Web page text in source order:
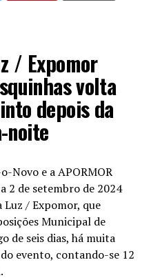
/ Expomor
volta
depois da
noite
Novo e a APORMOR
2 de setembro de 2024
Luz / Expomor, que
Municipal de
de seis dias, há muita
evento, contando-se 12